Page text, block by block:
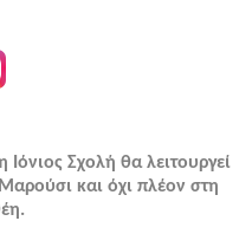
Ιόνιος Σχολή θα λειτουργεί
και όχι πλέον στη